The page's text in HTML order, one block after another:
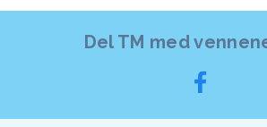
Del TM med